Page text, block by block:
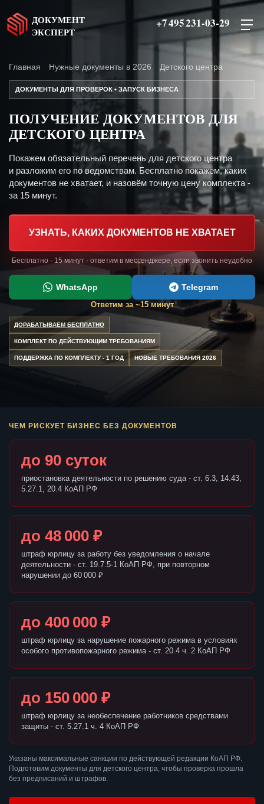
ДОКУМЕНТ
ЭКСПЕРТ
+7 495 231-03-29
Главная Нужные документы в 2026 Детского центра
ДОКУМЕНТЫ ДЛЯ ПРОВЕРОК • ЗАПУСК БИЗНЕСА
ПОЛУЧЕНИЕ ДОКУМЕНТОВ ДЛЯ
ДЕТСКОГО ЦЕНТРА
Покажем обязательный перечень для детского центра
и разложим его по ведомствам. Бесплатно покажем, каких
документов не хватает, и назовём точную цену комплекта -
за 15 минут.
УЗНАТЬ, КАКИХ ДОКУМЕНТОВ НЕ ХВАТАЕТ
Бесплатно · 15 минут · ответим в мессенджере, если звонить неудобно
WhatsApp Telegram
Ответим за ~15 минут
ДОРАБАТЫВАЕМ БЕСПЛАТНО
КОМПЛЕКТ ПО ДЕЙСТВУЮЩИМ ТРЕБОВАНИЯМ
ПОДДЕРЖКА ПО КОМПЛЕКТУ - 1 ГОД НОВЫЕ ТРЕБОВАНИЯ 2026
ЧЕМ РИСКУЕТ БИЗНЕС БЕЗ ДОКУМЕНТОВ
до 90 суток
приостановка деятельности по решению суда - ст. 6.3, 14.43,
5.27.1, 20.4 КоАП РФ
до 48 000 ₽
штраф юрлицу за работу без уведомления о начале
деятельности - ст. 19.7.5-1 КоАП РФ, при повторном
нарушении до 60 000 ₽
до 400 000 ₽
штраф юрлицу за нарушение пожарного режима в условиях
особого противопожарного режима - ст. 20.4 ч. 2 КоАП РФ
до 150 000 ₽
штраф юрлицу за необеспечение работников средствами
защиты - ст. 5.27.1 ч. 4 КоАП РФ
Указаны максимальные санкции по действующей редакции КоАП РФ.
Подготовим документы для детского центра, чтобы проверка прошла
без предписаний и штрафов.